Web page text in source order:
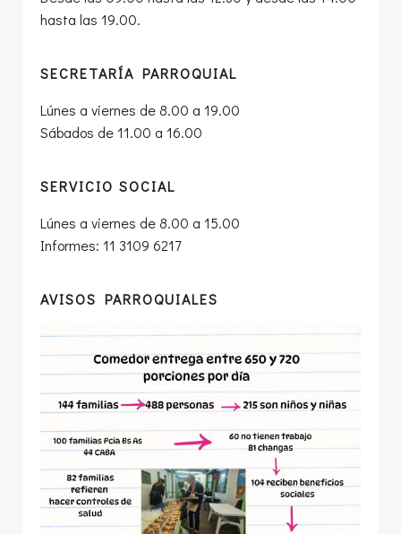
hasta las 19.00.
SECRETARÍA PARROQUIAL
Lúnes a viernes de 8.00 a 19.00
Sábados de 11.00 a 16.00
SERVICIO SOCIAL
Lúnes a viernes de 8.00 a 15.00
Informes: 11 3109 6217
AVISOS PARROQUIALES